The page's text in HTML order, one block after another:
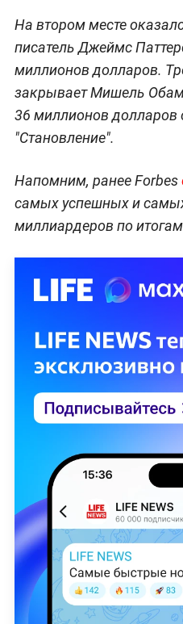
На втором месте
писатель Джеймс
миллионов долларов.
закрывает Мишель
36 миллионов долларов
"Становление".
Напомним, ранее Forbes
самых успешных и
миллиардеров по